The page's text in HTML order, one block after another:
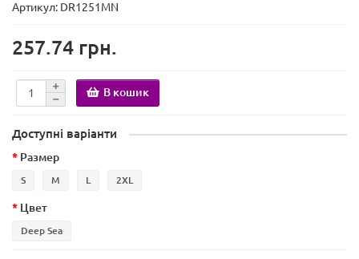
Артикул: DR1251MN
257.74 грн.
В кошик
Доступні варіанти
Размер
S M L 2XL
Цвет
Deep Sea